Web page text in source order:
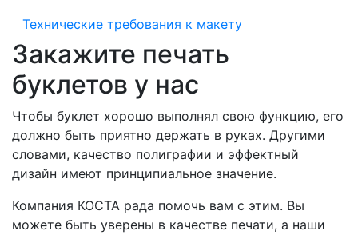
Технические требования к макету
Закажите печать
буклетов у нас
Чтобы буклет хорошо выполнял свою функцию, его
должно быть приятно держать в руках. Другими
словами, качество полиграфии и эффектный
дизайн имеют принципиальное значение.
Компания КОСТА рада помочь вам с этим. Вы
можете быть уверены в качестве печати, а наши